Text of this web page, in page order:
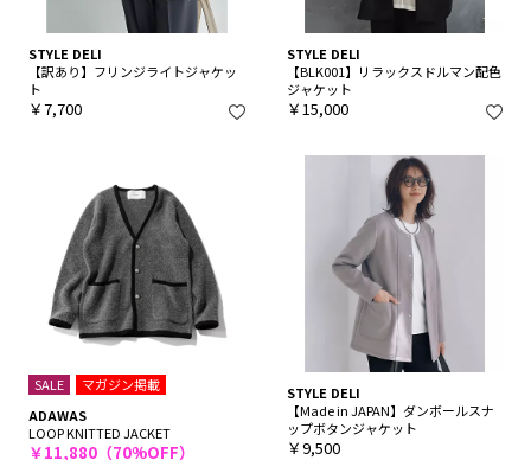
STYLE DELI
【訳あり】フリンジライトジャケッ
ト
￥7,700
STYLE DELI
【BLK001】リラックスドルマン配色
ジャケット
￥15,000
SALE
マガジン掲載
ADAWAS
LOOP KNITTED JACKET
￥11,880（70%OFF）
STYLE DELI
【Made in JAPAN】ダンボールスナ
ップボタンジャケット
￥9,500